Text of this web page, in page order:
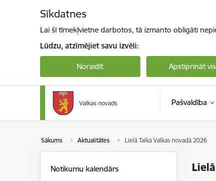
Sīkdatnes
Lai šī tīmekļvietne darbotos, tā izmanto obligāti
Lūdzu, atzīmējiet savu izvēli:
Noraidīt Apstiprināt
Pašvaldība
Sākums Aktualitātes Lielā Talka Valkas novadā 2026
Notikumu kalendārs